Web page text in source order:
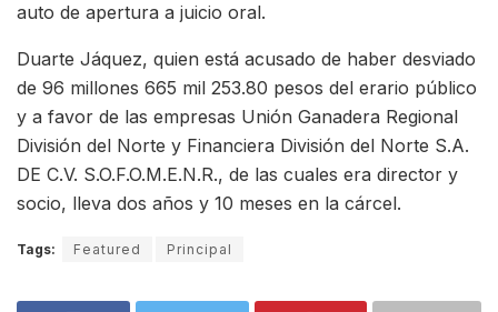
auto de apertura a juicio oral.
Duarte Jáquez, quien está acusado de haber desviado
de 96 millones 665 mil 253.80 pesos del erario público
y a favor de las empresas Unión Ganadera Regional
División del Norte y Financiera División del Norte S.A.
DE C.V. S.O.F.O.M.E.N.R., de las cuales era director y
socio, lleva dos años y 10 meses en la cárcel.
Tags: Featured Principal